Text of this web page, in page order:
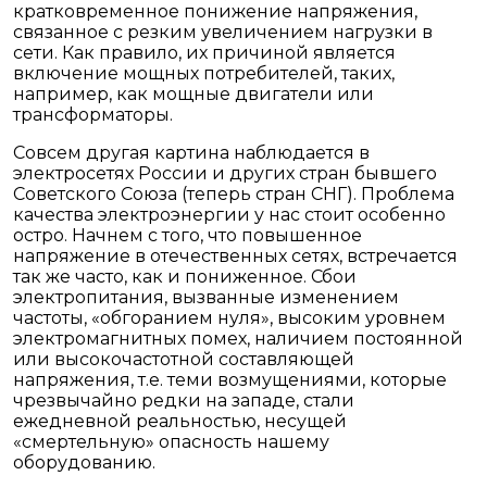
кратковременное понижение напряжения,
связанное с резким увеличением нагрузки в
сети. Как правило, их причиной является
включение мощных потребителей, таких,
например, как мощные двигатели или
трансформаторы.
Совсем другая картина наблюдается в
электросетях России и других стран бывшего
Советского Союза (теперь стран СНГ). Проблема
качества электроэнергии у нас стоит особенно
остро. Начнем с того, что повышенное
напряжение в отечественных сетях, встречается
так же часто, как и пониженное. Сбои
электропитания, вызванные изменением
частоты, «обгоранием нуля», высоким уровнем
электромагнитных помех, наличием постоянной
или высокочастотной составляющей
напряжения, т.е. теми возмущениями, которые
чрезвычайно редки на западе, стали
ежедневной реальностью, несущей
«смертельную» опасность нашему
оборудованию.